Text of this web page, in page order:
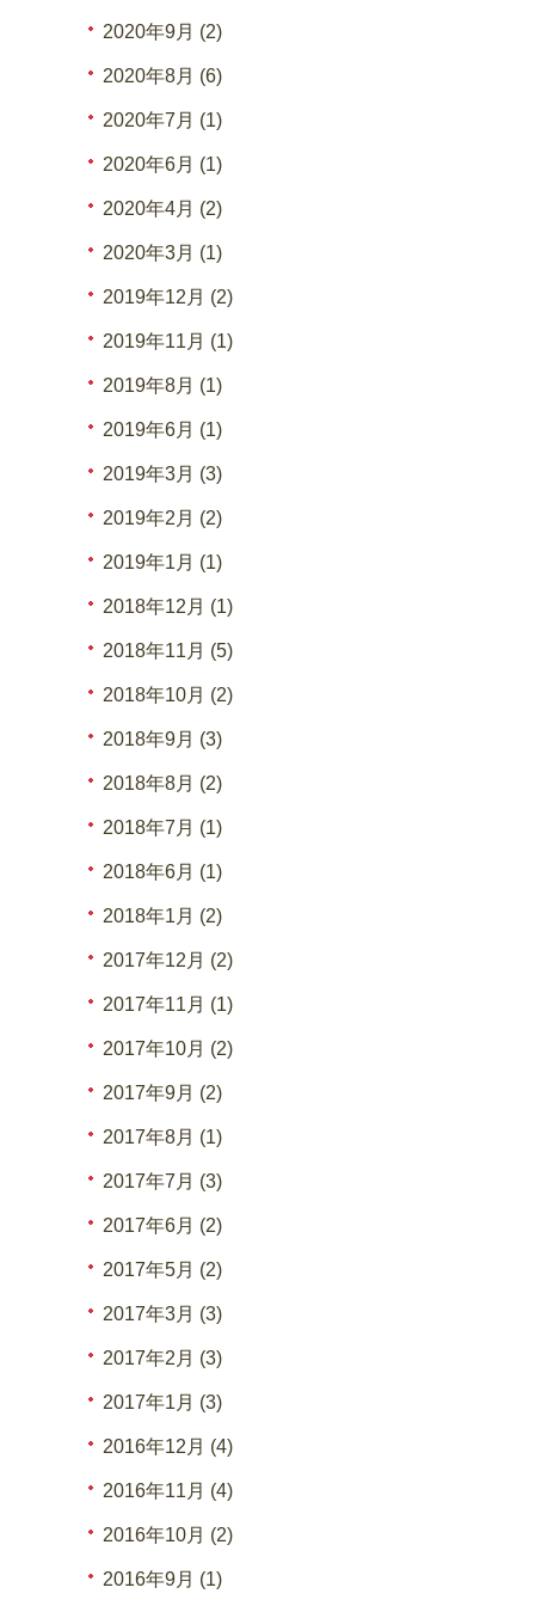
2020年9月 (2)
2020年8月 (6)
2020年7月 (1)
2020年6月 (1)
2020年4月 (2)
2020年3月 (1)
2019年12月 (2)
2019年11月 (1)
2019年8月 (1)
2019年6月 (1)
2019年3月 (3)
2019年2月 (2)
2019年1月 (1)
2018年12月 (1)
2018年11月 (5)
2018年10月 (2)
2018年9月 (3)
2018年8月 (2)
2018年7月 (1)
2018年6月 (1)
2018年1月 (2)
2017年12月 (2)
2017年11月 (1)
2017年10月 (2)
2017年9月 (2)
2017年8月 (1)
2017年7月 (3)
2017年6月 (2)
2017年5月 (2)
2017年3月 (3)
2017年2月 (3)
2017年1月 (3)
2016年12月 (4)
2016年11月 (4)
2016年10月 (2)
2016年9月 (1)